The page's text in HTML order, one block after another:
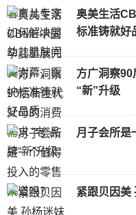
奥美生活
标准铸就好
方广洞察90
“新”升级
月子会所是
紧跟贝因美